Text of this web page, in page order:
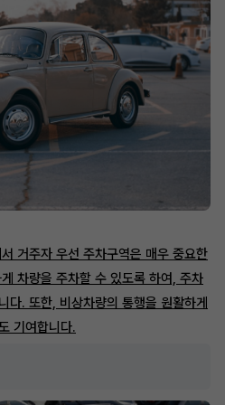
거주자 우선 주차구역은 매우 중요한
차량을 주차할 수 있도록 하여, 주차
다. 또한, 비상차량의 통행을 원활하게
기여합니다.